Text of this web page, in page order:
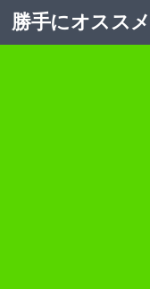
コンテンツへス
勝手にオスス